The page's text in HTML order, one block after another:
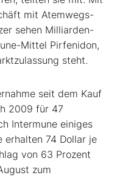
mit Atemwegs-
sehen Milliarden-
Mittel Pirfenidon,
steht.
seit dem Kauf
2009 für 47
Intermune einiges
erhalten 74 Dollar je
von 63 Prozent
zum